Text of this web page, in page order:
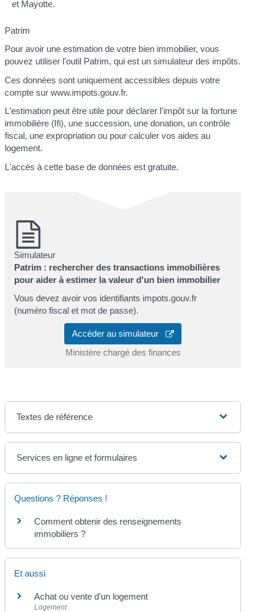
et Mayotte.
Patrim
Pour avoir une estimation de votre bien immobilier, vous
pouvez utiliser l'outil Patrim, qui est un simulateur des impôts.
Ces données sont uniquement accessibles depuis votre
compte sur www.impots.gouv.fr.
L'estimation peut être utile pour déclarer l'impôt sur la fortune
immobilière (Ifi), une succession, une donation, un contrôle
fiscal, une expropriation ou pour calculer vos aides au
logement.
L'accès à cette base de données est gratuite.
Simulateur
Patrim : rechercher des transactions immobilières
pour aider à estimer la valeur d'un bien immobilier
Vous devez avoir vos identifiants impots.gouv.fr
(numéro fiscal et mot de passe).
Accéder au simulateur
Ministère chargé des finances
Textes de référence
Services en ligne et formulaires
Questions ? Réponses !
Comment obtenir des renseignements
immobiliers ?
Et aussi
Achat ou vente d'un logement
Logement